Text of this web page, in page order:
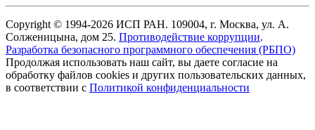
Copyright © 1994-2026 ИСП РАН. 109004, г. Москва, ул. А.
Солженицына, дом 25. Противодействие коррупции.
Разработка безопасного программного обеспечения (РБПО)
Продолжая использовать наш сайт, вы даете согласие на
обработку файлов cookies и других пользовательских данных,
в соответствии с Политикой конфиденциальности